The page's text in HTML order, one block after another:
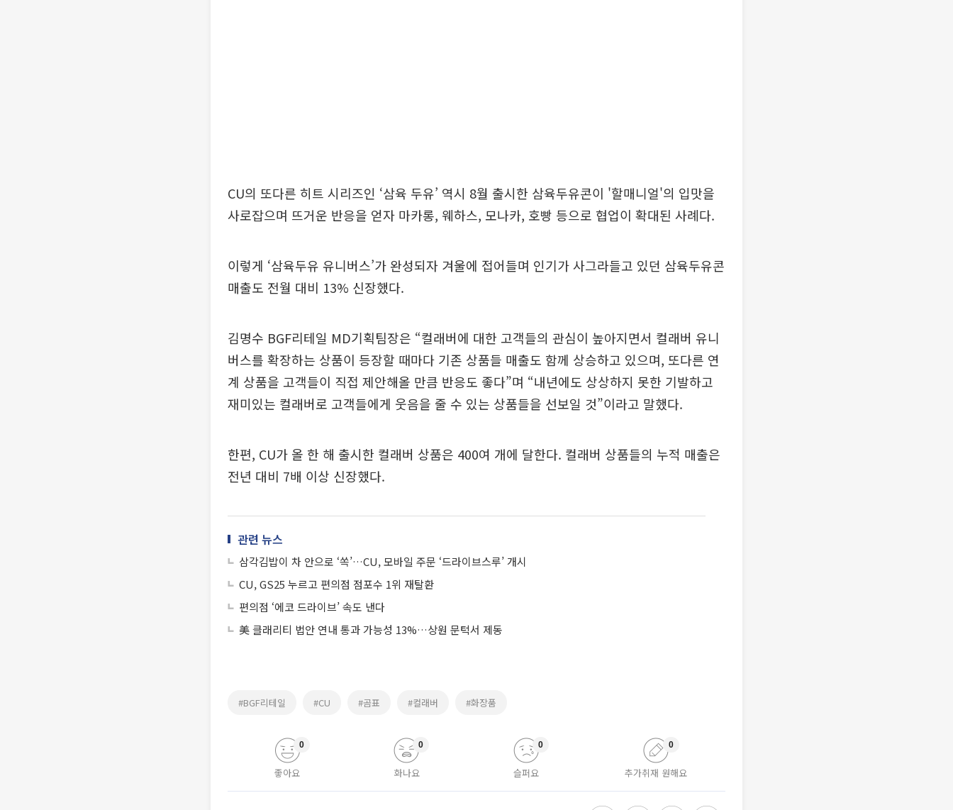
CU의 또다른 히트 시리즈인 ‘삼육 두유’ 역시 8월 출시한 삼육두유콘이 '할매니얼'의 입맛을
사로잡으며 뜨거운 반응을 얻자 마카롱, 웨하스, 모나카, 호빵 등으로 협업이 확대된 사례다.
이렇게 ‘삼육두유 유니버스’가 완성되자 겨울에 접어들며 인기가 사그라들고 있던 삼육두유콘
매출도 전월 대비 13% 신장했다.
김명수 BGF리테일 MD기획팀장은 “컬래버에 대한 고객들의 관심이 높아지면서 컬래버 유니
버스를 확장하는 상품이 등장할 때마다 기존 상품들 매출도 함께 상승하고 있으며, 또다른 연
계 상품을 고객들이 직접 제안해올 만큼 반응도 좋다”며 “내년에도 상상하지 못한 기발하고
재미있는 컬래버로 고객들에게 웃음을 줄 수 있는 상품들을 선보일 것”이라고 말했다.
한편, CU가 올 한 해 출시한 컬래버 상품은 400여 개에 달한다. 컬래버 상품들의 누적 매출은
전년 대비 7배 이상 신장했다.
관련 뉴스
삼각김밥이 차 안으로 ‘쏙’…CU, 모바일 주문 ‘드라이브스루’ 개시
CU, GS25 누르고 편의점 점포수 1위 재탈환
편의점 ‘에코 드라이브’ 속도 낸다
美 클래리티 법안 연내 통과 가능성 13%…상원 문턱서 제동
#BGF리테일 #CU #곰표 #컬래버 #화장품
좋아요
0
화나요
0
슬퍼요
0
추가취재 원해요
0